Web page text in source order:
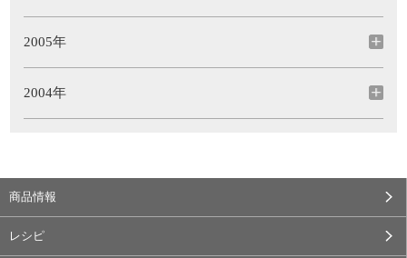
2005年
2004年
商品情報
レシピ